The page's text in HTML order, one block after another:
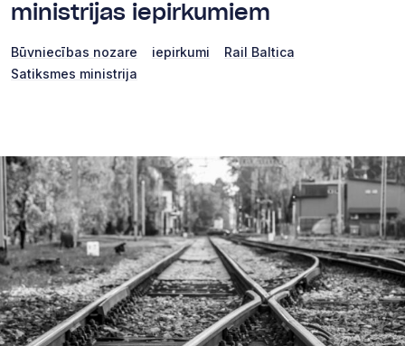
ministrijas iepirkumiem
Būvniecības nozare iepirkumi
Rail Baltica
Satiksmes ministrija